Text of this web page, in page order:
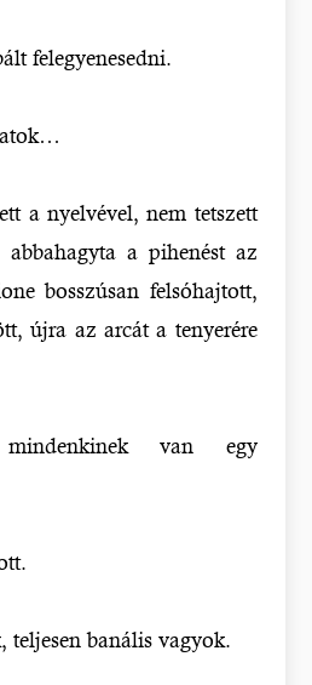
felegyenesedni.
a nyelvével, nem tetszett
a pihenést az
bosszúsan felsóhajtott,
újra az arcát a tenyerére
van egy
banális vagyok.